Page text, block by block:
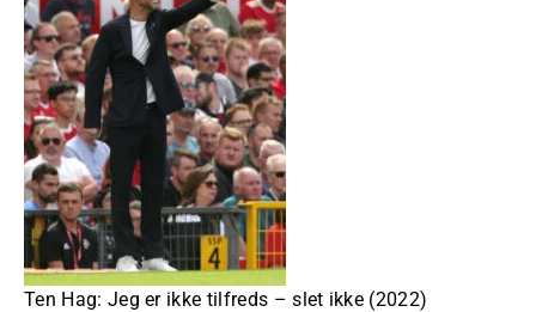
Ten Hag: Jeg er ikke tilfreds – slet ikke (2022)